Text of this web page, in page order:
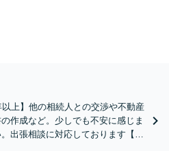
以上】他の相続人との交渉や不動産
作成など。少しでも不安に感じま
出張相談に対応しております【休